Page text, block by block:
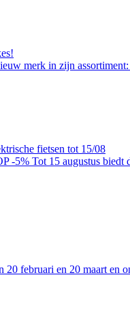
merk in zijn
fietsen tot 15/08
Tot 15 augustus biedt
februari en 20 maart en